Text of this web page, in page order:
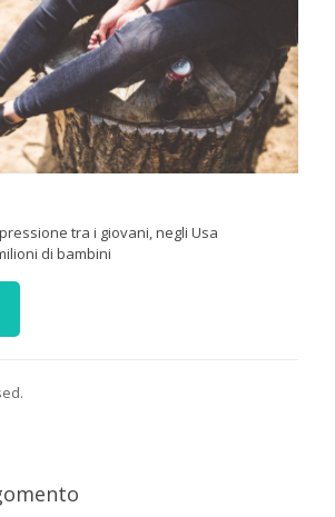
tra i giovani, negli Usa
di bambini